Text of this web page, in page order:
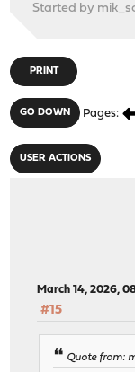
Started by
PRINT
GO DOWN Pages
USER ACTIONS
March 14, 2026,
#15
Quote from: